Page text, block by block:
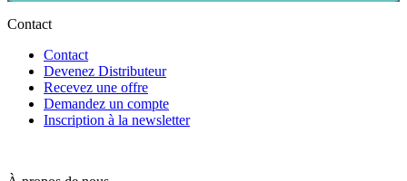
Contact
Contact
Devenez Distributeur
Recevez une offre
Demandez un compte
Inscription à la newsletter